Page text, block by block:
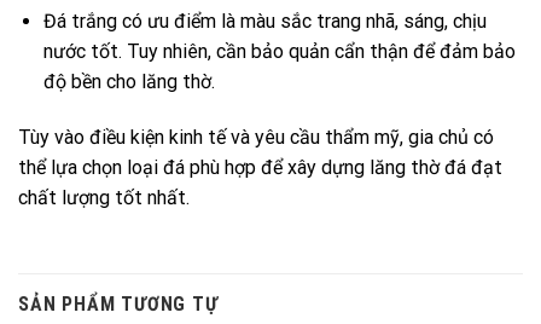
Đá trắng có ưu điểm là màu sắc trang nhã, sáng, chịu
nước tốt. Tuy nhiên, cần bảo quản cẩn thận để đảm bảo
độ bền cho lăng thờ.
Tùy vào điều kiện kinh tế và yêu cầu thẩm mỹ, gia chủ có
thể lựa chọn loại đá phù hợp để xây dựng lăng thờ đá đạt
chất lượng tốt nhất.
SẢN PHẨM TƯƠNG TỰ